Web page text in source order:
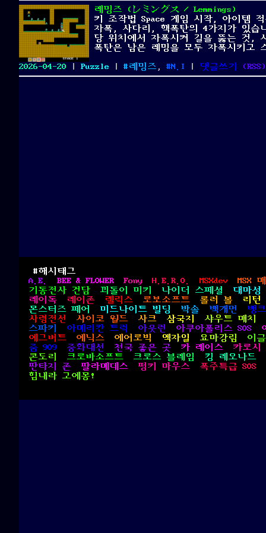
레밍즈 (レミングス / Lemmings)
키 조작법 Space 게임 시작, 아이템
자폭, 사다리, 핵폭탄의 4가지가 있
당 위치에서 자폭시켜 길을 뚫는 것,
폭탄은 남은 레밍을 모두 자폭시키
Posted
on
2026-04-20 Categories
Puzzle Tags
레밍즈 , N.I 댓글쓰기
on
레
(RSS)
#해시태그
A.E.
BEE & FLOWER Fony H.E.R.O. MSXdev
MSX
기동전사 건담
꾀돌이 미키 나이더 스페셜
대마성
레이독
레이존 렐릭스 로보소프트 롤러 볼
리턴
몬스터즈 페어
미드나이트 빌딩 박솔 백개먼
뱅
사령전선
사이코 월드 사크 삼국지
샤우트 매치
스파키
아메리칸 트럭 아웃런 아쿠아폴리스 SOS
에그버트
에닉스 에어로빅 엑자일 요마강림
이
줌 909
중화대선 천국 좋은 곳 카 레이스
카로시
콘도리
크로바소프트 크로스 블레임
킹 레오나드
판타지 존
팔라메데스 펑키 마우스
폭주특급 SOS
힘내라 고에몽!